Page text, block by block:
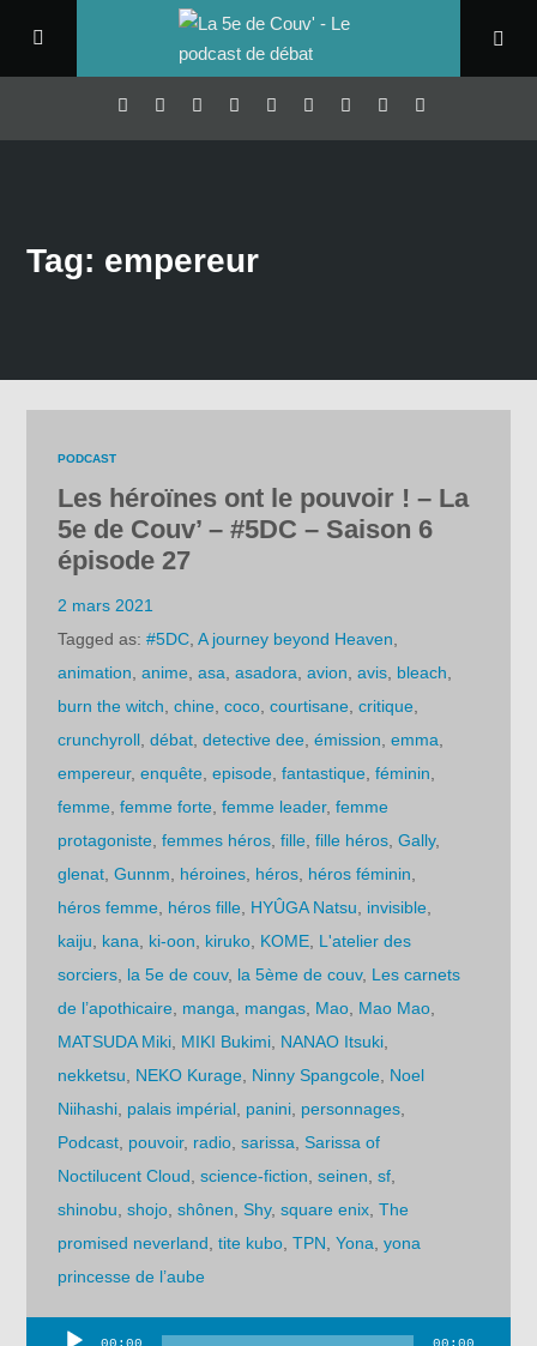
Tag: empereur
PODCAST
Les héroïnes ont le pouvoir ! – La
5e de Couv’ – #5DC – Saison 6
épisode 27
2 mars 2021
Tagged as:#5DC ,A journey beyond Heaven
animation ,anime ,asa ,asadora ,avion ,avis bleach
burn the witch ,chine ,coco ,courtisane ,critique
crunchyroll ,débat ,detective dee ,émission ,emma
empereur,enquête ,episode ,fantastique ,féminin
femme ,femme forte ,femme leader,femme
protagoniste ,femmes héros ,fille ,fille héros ,Gally,
glenat ,Gunnm héroines héros héros féminin
héros femme héros fille HYÛGA Natsu invisible
kaiju
kana ki-oon kiruko KOME L'atelier des
sorciers la 5e de couv, la 5ème de couv, Les carnets
de l’apothicaire manga mangas Mao Mao Mao
MATSUDA Miki MIKI Bukimi NANAO Itsuki
nekketsu
NEKO Kurage Ninny Spangcole Noel
Niihashi palais impérial panini personnages
Podcast pouvoir, radio ,sarissa ,Sarissa of
Noctilucent Cloud ,science-fiction ,seinen ,sf
shinobu ,shojo ,shônen ,Shy,square enix ,The
promised neverland ,tite kubo ,TPN ,Yona ,yona
princesse de l’aube